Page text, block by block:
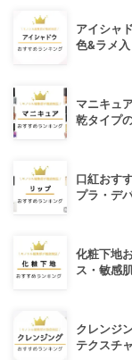
アイシャ
色&ラメ入
マニキュ
乾タイプ
口紅おす
プラ・デ
化粧下地
ス・敏感
クレンジ
テクスチ